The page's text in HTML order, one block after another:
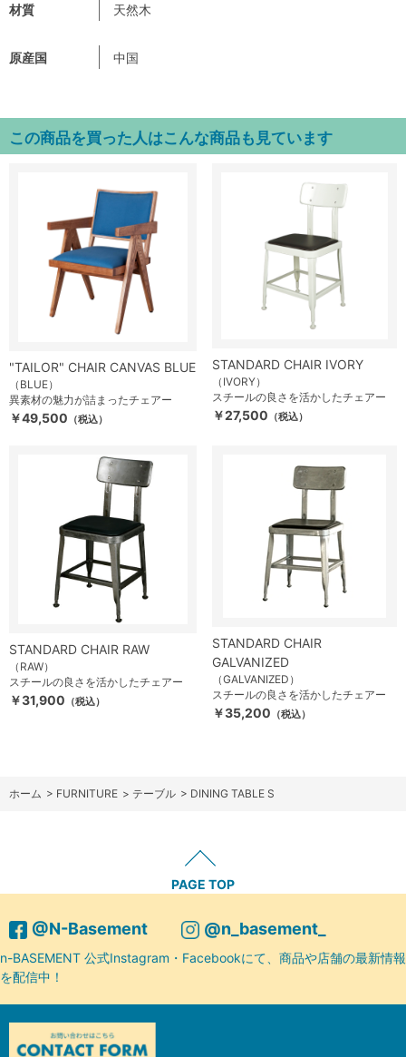
材質 天然木
原産国 中国
この商品を買った人はこんな商品も見ています
"TAILOR" CHAIR CANVAS BLUE
（BLUE）
異素材の魅力が詰まったチェアー
￥49,500 （税込）
STANDARD CHAIR IVORY
（IVORY）
スチールの良さを活かしたチェアー
￥27,500 （税込）
STANDARD CHAIR RAW
（RAW）
スチールの良さを活かしたチェアー
￥31,900 （税込）
STANDARD CHAIR
GALVANIZED
（GALVANIZED）
スチールの良さを活かしたチェアー
￥35,200 （税込）
ホーム > FURNITURE > テーブル > DINING TABLE S
PAGE TOP
@N-Basement @n_basement_
n-BASEMENT 公式Instagram・Facebookにて、商品や店舗の最新情報
を配信中！